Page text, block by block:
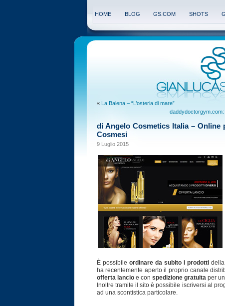
HOME BLOG GS.COM SHOTS
« La Balena – “L’osteria di mare”
di Angelo Cosmetics Italia – Online
Cosmesi
9 Luglio 2015
È possibile ordinare da subito i prodottidella
ha recentemente aperto il proprio canale
offerta lancioe con spedizione gratuita per
Inoltre tramite il sito è possibile iscriversi al
ad una scontistica particolare.